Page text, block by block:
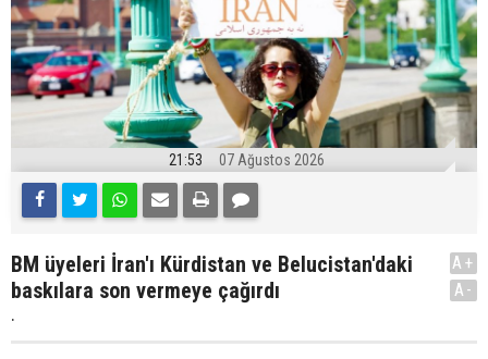
21:53 07 Ağustos 2026
BM üyeleri İran'ı Kürdistan ve Belucistan'daki
baskılara son vermeye çağırdı
.
A+
A-